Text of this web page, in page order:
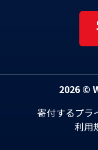
2026 ©
寄付するプラ
利用